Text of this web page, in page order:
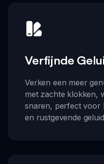
Verfijnde
Verken een meer
met zachte klokken,
snaren, perfect voor
en rustgevende